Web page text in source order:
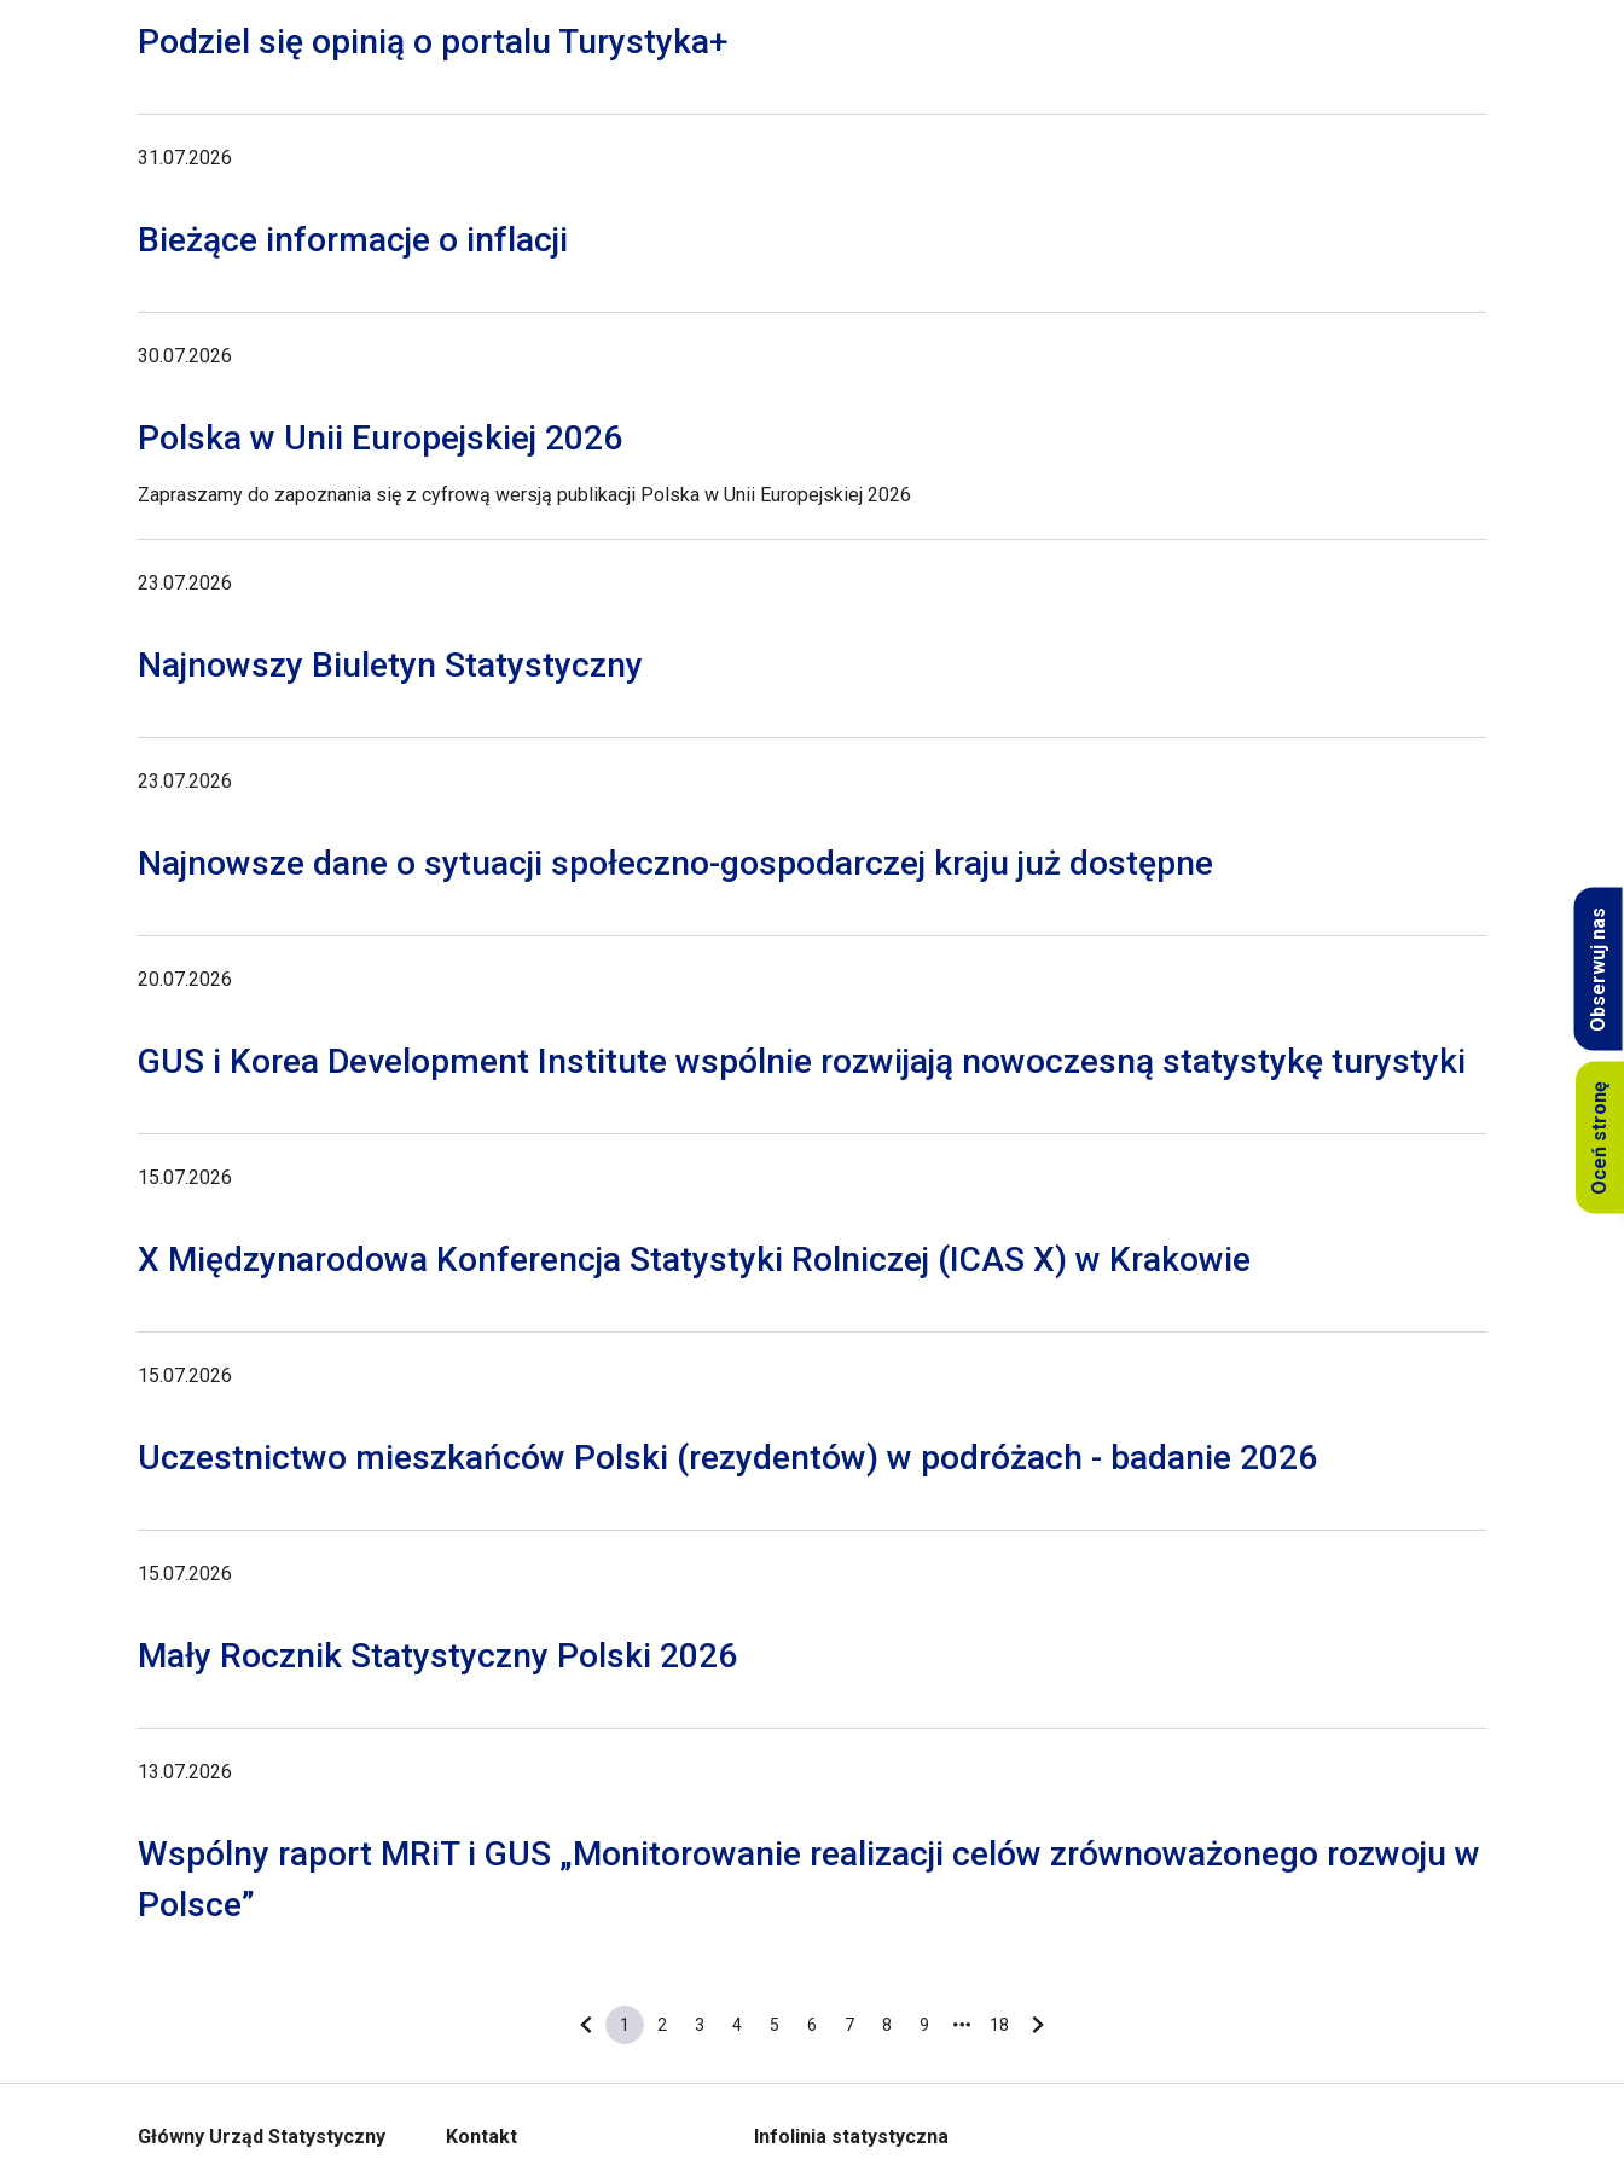
Oceń stronę
Obserwuj nas
Podziel się opinią o portalu Turystyka+
31.07.2026
Bieżące informacje o inflacji
30.07.2026
Polska w Unii Europejskiej 2026
Zapraszamy do zapoznania się z cyfrową wersją publikacji Polska w Unii Europejskiej 2026
23.07.2026
Najnowszy Biuletyn Statystyczny
23.07.2026
Najnowsze dane o sytuacji społeczno-gospodarczej kraju już dostępne
20.07.2026
GUS i Korea Development Institute wspólnie rozwijają nowoczesną statystykę turystyki
15.07.2026
X Międzynarodowa Konferencja Statystyki Rolniczej (ICAS X) w Krakowie
15.07.2026
Uczestnictwo mieszkańców Polski (rezydentów) w podróżach - badanie 2026
15.07.2026
Mały Rocznik Statystyczny Polski 2026
13.07.2026
Wspólny raport MRiT i GUS „Monitorowanie realizacji celów zrównoważonego rozwoju w
Polsce”
Poprzednia strona
Bieżąca strona
1
Strona
2
Strona
3
Strona
4
Strona
5
Strona
6
Strona
7
Strona
8
Strona
9
Ostatnia strona
18
Następna strona
Główny Urząd Statystyczny Kontakt Infolinia statystyczna